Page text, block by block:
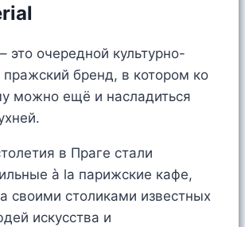
это очередной культурно-
пражский бренд, в котором ко
можно ещё и насладиться
в Праге стали
à la парижские кафе,
своими столиками известных
искусства и